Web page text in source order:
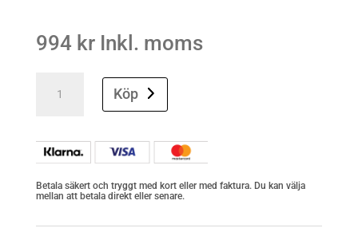
994 kr Inkl. moms
Köp
Betala säkert och tryggt med kort eller med faktura. Du kan välja
mellan att betala direkt eller senare.